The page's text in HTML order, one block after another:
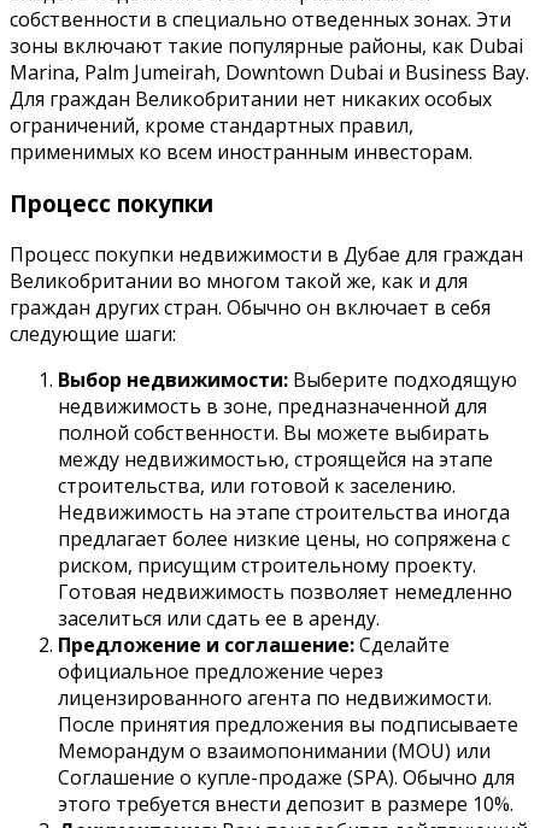
собственности в специально отведенных зонах. Эти
зоны включают такие популярные районы, как Dubai
Marina, Palm Jumeirah, Downtown Dubai и Business Bay.
Для граждан Великобритании нет никаких особых
ограничений, кроме стандартных правил,
применимых ко всем иностранным инвесторам.
Процесс покупки
Процесс покупки недвижимости в Дубае для граждан
Великобритании во многом такой же, как и для
граждан других стран. Обычно он включает в себя
следующие шаги:
Выбор недвижимости: Выберите подходящую
недвижимость в зоне, предназначенной для
полной собственности. Вы можете выбирать
между недвижимостью, строящейся на этапе
строительства, или готовой к заселению.
Недвижимость на этапе строительства иногда
предлагает более низкие цены, но сопряжена с
риском, присущим строительному проекту.
Готовая недвижимость позволяет немедленно
заселиться или сдать ее в аренду.
Предложение и соглашение:Сделайте
официальное предложение через
лицензированного агента по недвижимости.
После принятия предложения вы подписываете
Меморандум о взаимопонимании (MOU) или
Соглашение о купле-продаже (SPA). Обычно для
этого требуется внести депозит в размере 10%.